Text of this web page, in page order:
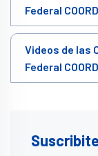
Federal
Videos de las
Federal